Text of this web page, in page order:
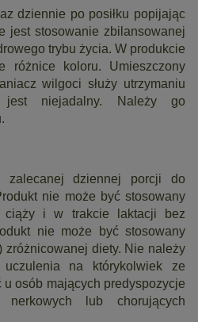
dziennie po posiłku popijając
jest stosowanie zbilansowanej
trybu życia. W produkcie
różnice koloru. Umieszczony
wilgoci służy utrzymaniu
niejadalny. Należy go
zalecanej dziennej porcji do
nie może być stosowany
ciąży i w trakcie laktacji bez
nie może być stosowany
zróżnicowanej diety. Nie należy
na którykolwiek ze
u osób mających predyspozycje
lub chorujących